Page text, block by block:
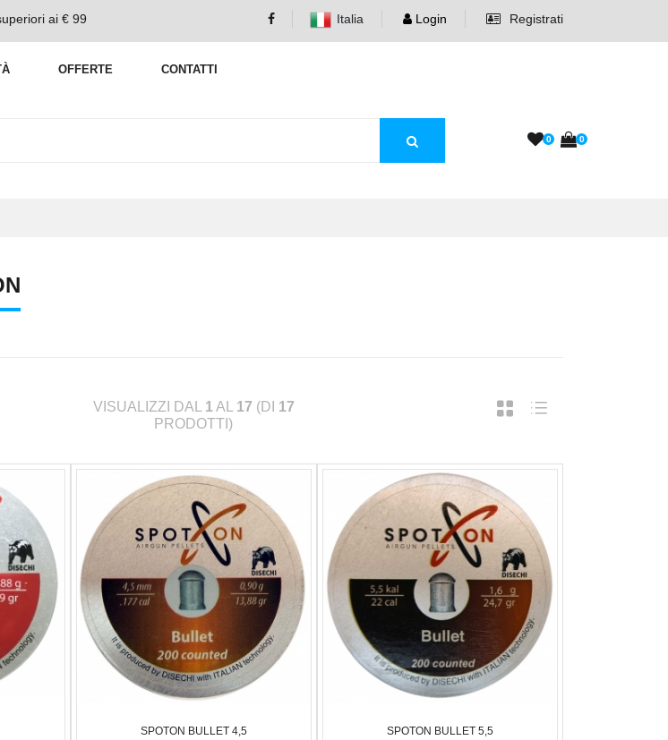
ai € 99 Italia Login Registrati
OFFERTE CONTATTI
0 0
VISUALIZZI DAL 1 AL 17 (DI 17
PRODOTTI)
SPOTON BULLET 4,5 SPOTON BULLET 5,5